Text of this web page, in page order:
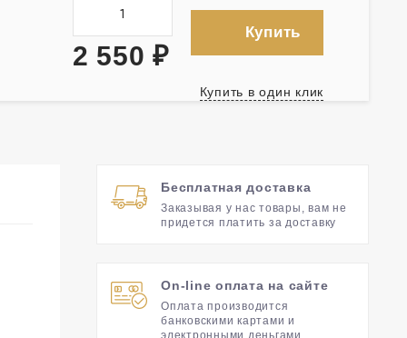
2 550 ₽
Купить
Купить в один клик
Бесплатная доставка
Заказывая у нас товары, вам не
придется платить за доставку
On-line оплата на сайте
Оплата производится
банковскими картами и
электронными деньгами